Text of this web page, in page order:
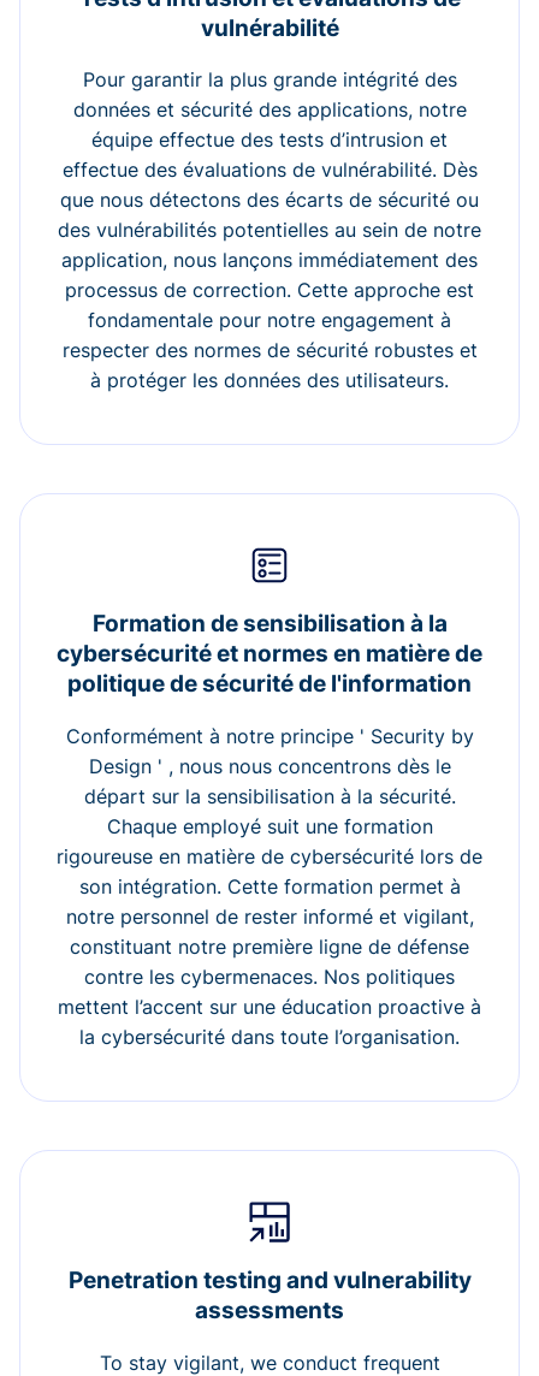
vulnérabilité
Pour garantir la plus grande intégrité des
données et sécurité des applications, notre
équipe effectue des tests d’intrusion et
effectue des évaluations de vulnérabilité. Dès
que nous détectons des écarts de sécurité ou
des vulnérabilités potentielles au sein de notre
application, nous lançons immédiatement des
processus de correction. Cette approche est
fondamentale pour notre engagement à
respecter des normes de sécurité robustes et
à protéger les données des utilisateurs.
Formation de sensibilisation à la
cybersécurité et normes en matière de
politique de sécurité de l'information
Conformément à notre principe ' Security by
Design ' , nous nous concentrons dès le
départ sur la sensibilisation à la sécurité.
Chaque employé suit une formation
rigoureuse en matière de cybersécurité lors de
son intégration. Cette formation permet à
notre personnel de rester informé et vigilant,
constituant notre première ligne de défense
contre les cybermenaces. Nos politiques
mettent l’accent sur une éducation proactive à
la cybersécurité dans toute l’organisation.
Penetration testing and vulnerability
assessments
To stay vigilant, we conduct frequent